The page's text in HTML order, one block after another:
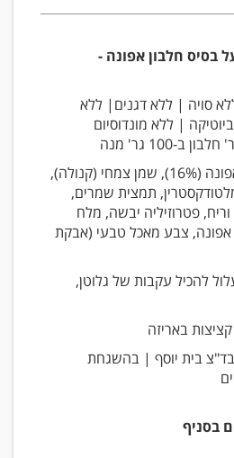
בסיס חלבון אפונה -
סויה | ללא דגנים| ללא
| ללא מונדוסיום
מים, חלבון אפונה (16%), שמן צמחי (קנולה),
תמצית שמרים,
פטרוזיליה יבשה, מלח
אפונה, צבע מאכל טבעי (אבקת
להכיל עקבות של גלוטן,
בית יוסף | בהשגחת
בסניף